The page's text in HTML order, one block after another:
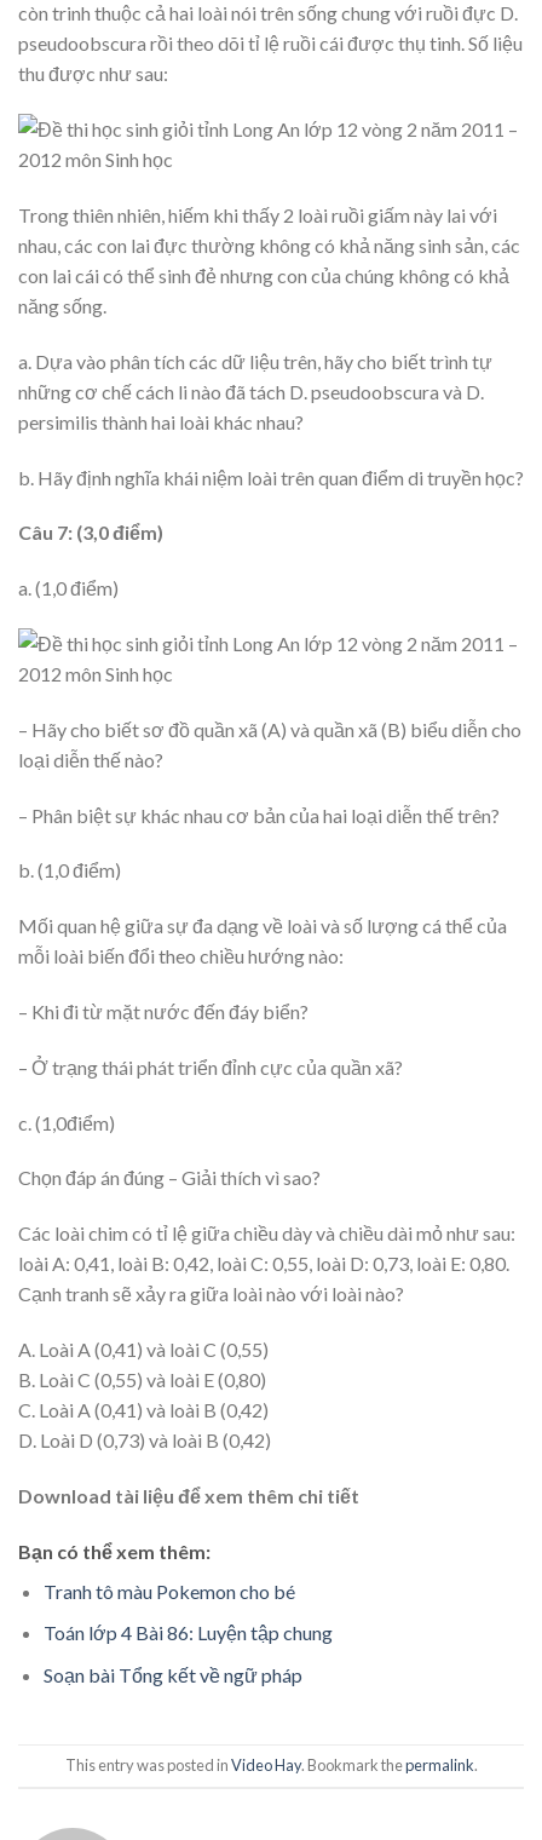
còn trinh thuộc cả hai loài nói trên sống chung với ruồi đực D.
pseudoobscura rồi theo dõi tỉ lệ ruồi cái được thụ tinh. Số liệu
thu được như sau:
Trong thiên nhiên, hiếm khi thấy 2 loài ruồi giấm này lai với
nhau, các con lai đực thường không có khả năng sinh sản, các
con lai cái có thể sinh đẻ nhưng con của chúng không có khả
năng sống.
a. Dựa vào phân tích các dữ liệu trên, hãy cho biết trình tự
những cơ chế cách li nào đã tách D. pseudoobscura và D.
persimilis thành hai loài khác nhau?
b. Hãy định nghĩa khái niệm loài trên quan điểm di truyền học?
Câu 7: (3,0 điểm)
a. (1,0 điểm)
– Hãy cho biết sơ đồ quần xã (A) và quần xã (B) biểu diễn cho
loại diễn thế nào?
– Phân biệt sự khác nhau cơ bản của hai loại diễn thế trên?
b. (1,0 điểm)
Mối quan hệ giữa sự đa dạng về loài và số lượng cá thể của
mỗi loài biến đổi theo chiều hướng nào:
– Khi đi từ mặt nước đến đáy biển?
– Ở trạng thái phát triển đỉnh cực của quần xã?
c. (1,0điểm)
Chọn đáp án đúng – Giải thích vì sao?
Các loài chim có tỉ lệ giữa chiều dày và chiều dài mỏ như sau:
loài A: 0,41, loài B: 0,42, loài C: 0,55, loài D: 0,73, loài E: 0,80.
Cạnh tranh sẽ xảy ra giữa loài nào với loài nào?
A. Loài A (0,41) và loài C (0,55)
B. Loài C (0,55) và loài E (0,80)
C. Loài A (0,41) và loài B (0,42)
D. Loài D (0,73) và loài B (0,42)
Download tài liệu để xem thêm chi tiết
Bạn có thể xem thêm:
Tranh tô màu Pokemon cho bé
Toán lớp 4 Bài 86: Luyện tập chung
Soạn bài Tổng kết về ngữ pháp
This entry was posted inVideo Hay. Bookmark thepermalink.